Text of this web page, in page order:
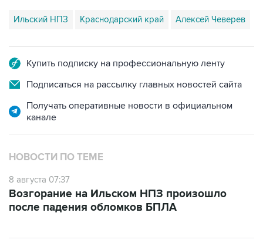
Ильский НПЗ Краснодарский край Алексей Чеверев
Купить подписку на профессиональную ленту
Подписаться на рассылку главных новостей сайта
Получать оперативные новости в официальном
канале
НОВОСТИ ПО ТЕМЕ
8 августа 07:37
Возгорание на Ильском НПЗ произошло
после падения обломков БПЛА